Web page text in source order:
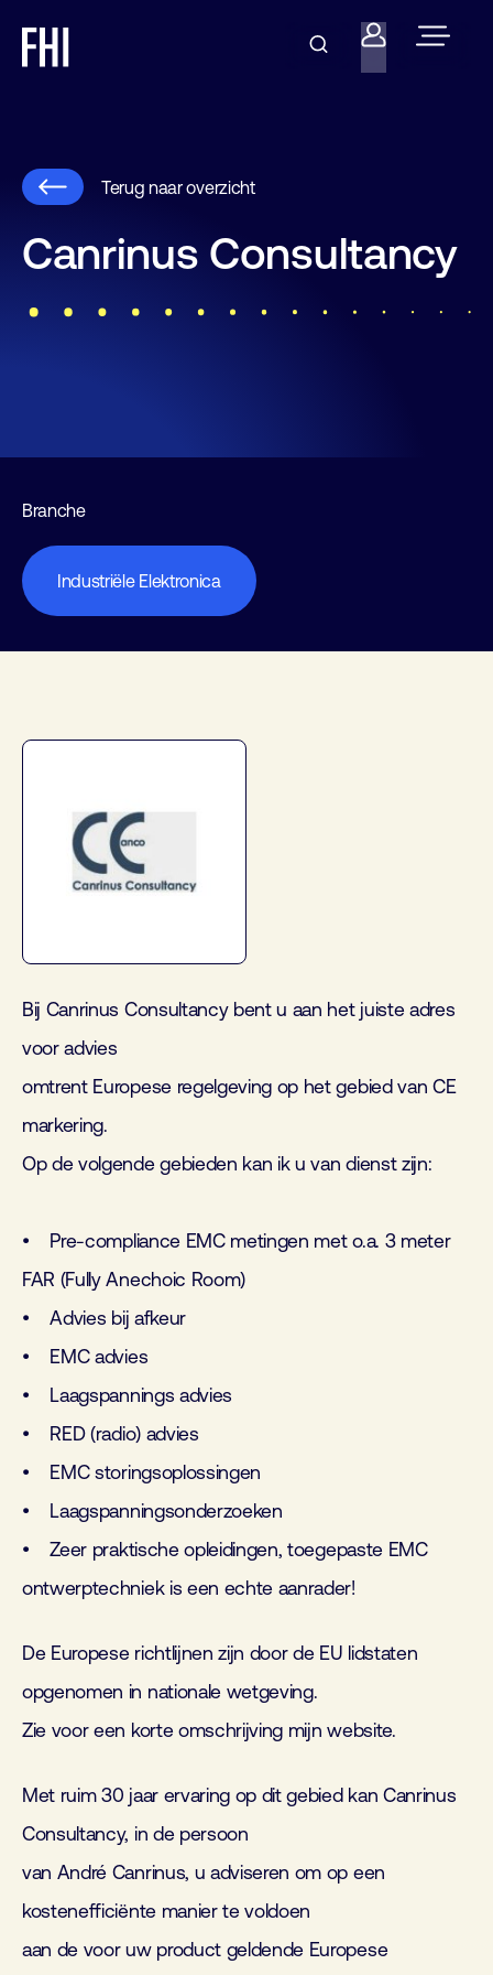
Terug naar overzicht
Canrinus Consultancy
Branche
Industriële Elektronica
Bij Canrinus Consultancy bent u aan het juiste adres
voor advies
omtrent Europese regelgeving op het gebied van CE
markering.
Op de volgende gebieden kan ik u van dienst zijn:
• Pre-compliance EMC metingen met o.a. 3 meter
FAR (Fully Anechoic Room)
•Advies bij afkeur
• EMC advies
• Laagspannings advies
• RED (radio) advies
• EMC storingsoplossingen
• Laagspanningsonderzoeken
• Zeer praktische opleidingen, toegepaste EMC
ontwerptechniek is een echte aanrader!
De Europese richtlijnen zijn door de EU lidstaten
opgenomen in nationale wetgeving.
Zie voor een korte omschrijving mijn website.
Met ruim 30 jaar ervaring op dit gebied kan Canrinus
Consultancy, in de persoon
van André Canrinus, u adviseren om op een
kostenefficiënte manier te voldoen
aan de voor uw product geldende Europese